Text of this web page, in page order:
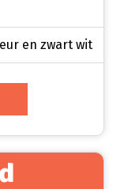
en zwart wit